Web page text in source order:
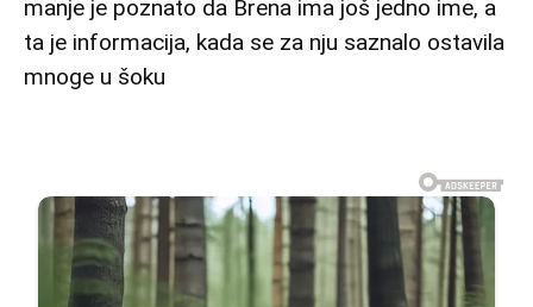
manje je poznato da Brena ima još jedno ime, a
ta je informacija, kada se za nju saznalo ostavila
mnoge u šoku